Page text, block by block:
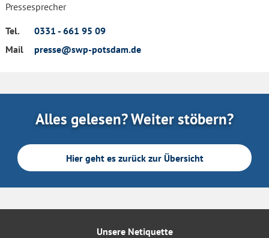
Pressesprecher
Tel.
0331 - 661 95 09
Mail
presse@swp-potsdam.de
Alles gelesen? Weiter stöbern?
Hier geht es zurück zur Übersicht
Unsere Netiquette